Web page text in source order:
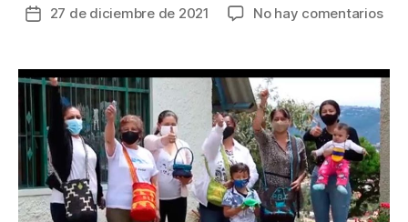
Fecha
entrada
27 de diciembre de 2021 No hay comentariosen
de
el
de